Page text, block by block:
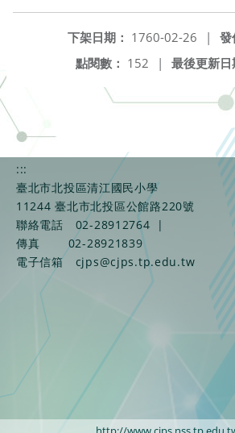
發
下架日期： 1760-02-26
|
最後更新日
點閱數： 152 |
:::
臺北市北投區清江國民小學
11244 臺北市北投區公館路220號
聯絡電話
02-28912764
|
傳真
02-28921839
電子信箱
cjps@cjps.tp.edu.tw